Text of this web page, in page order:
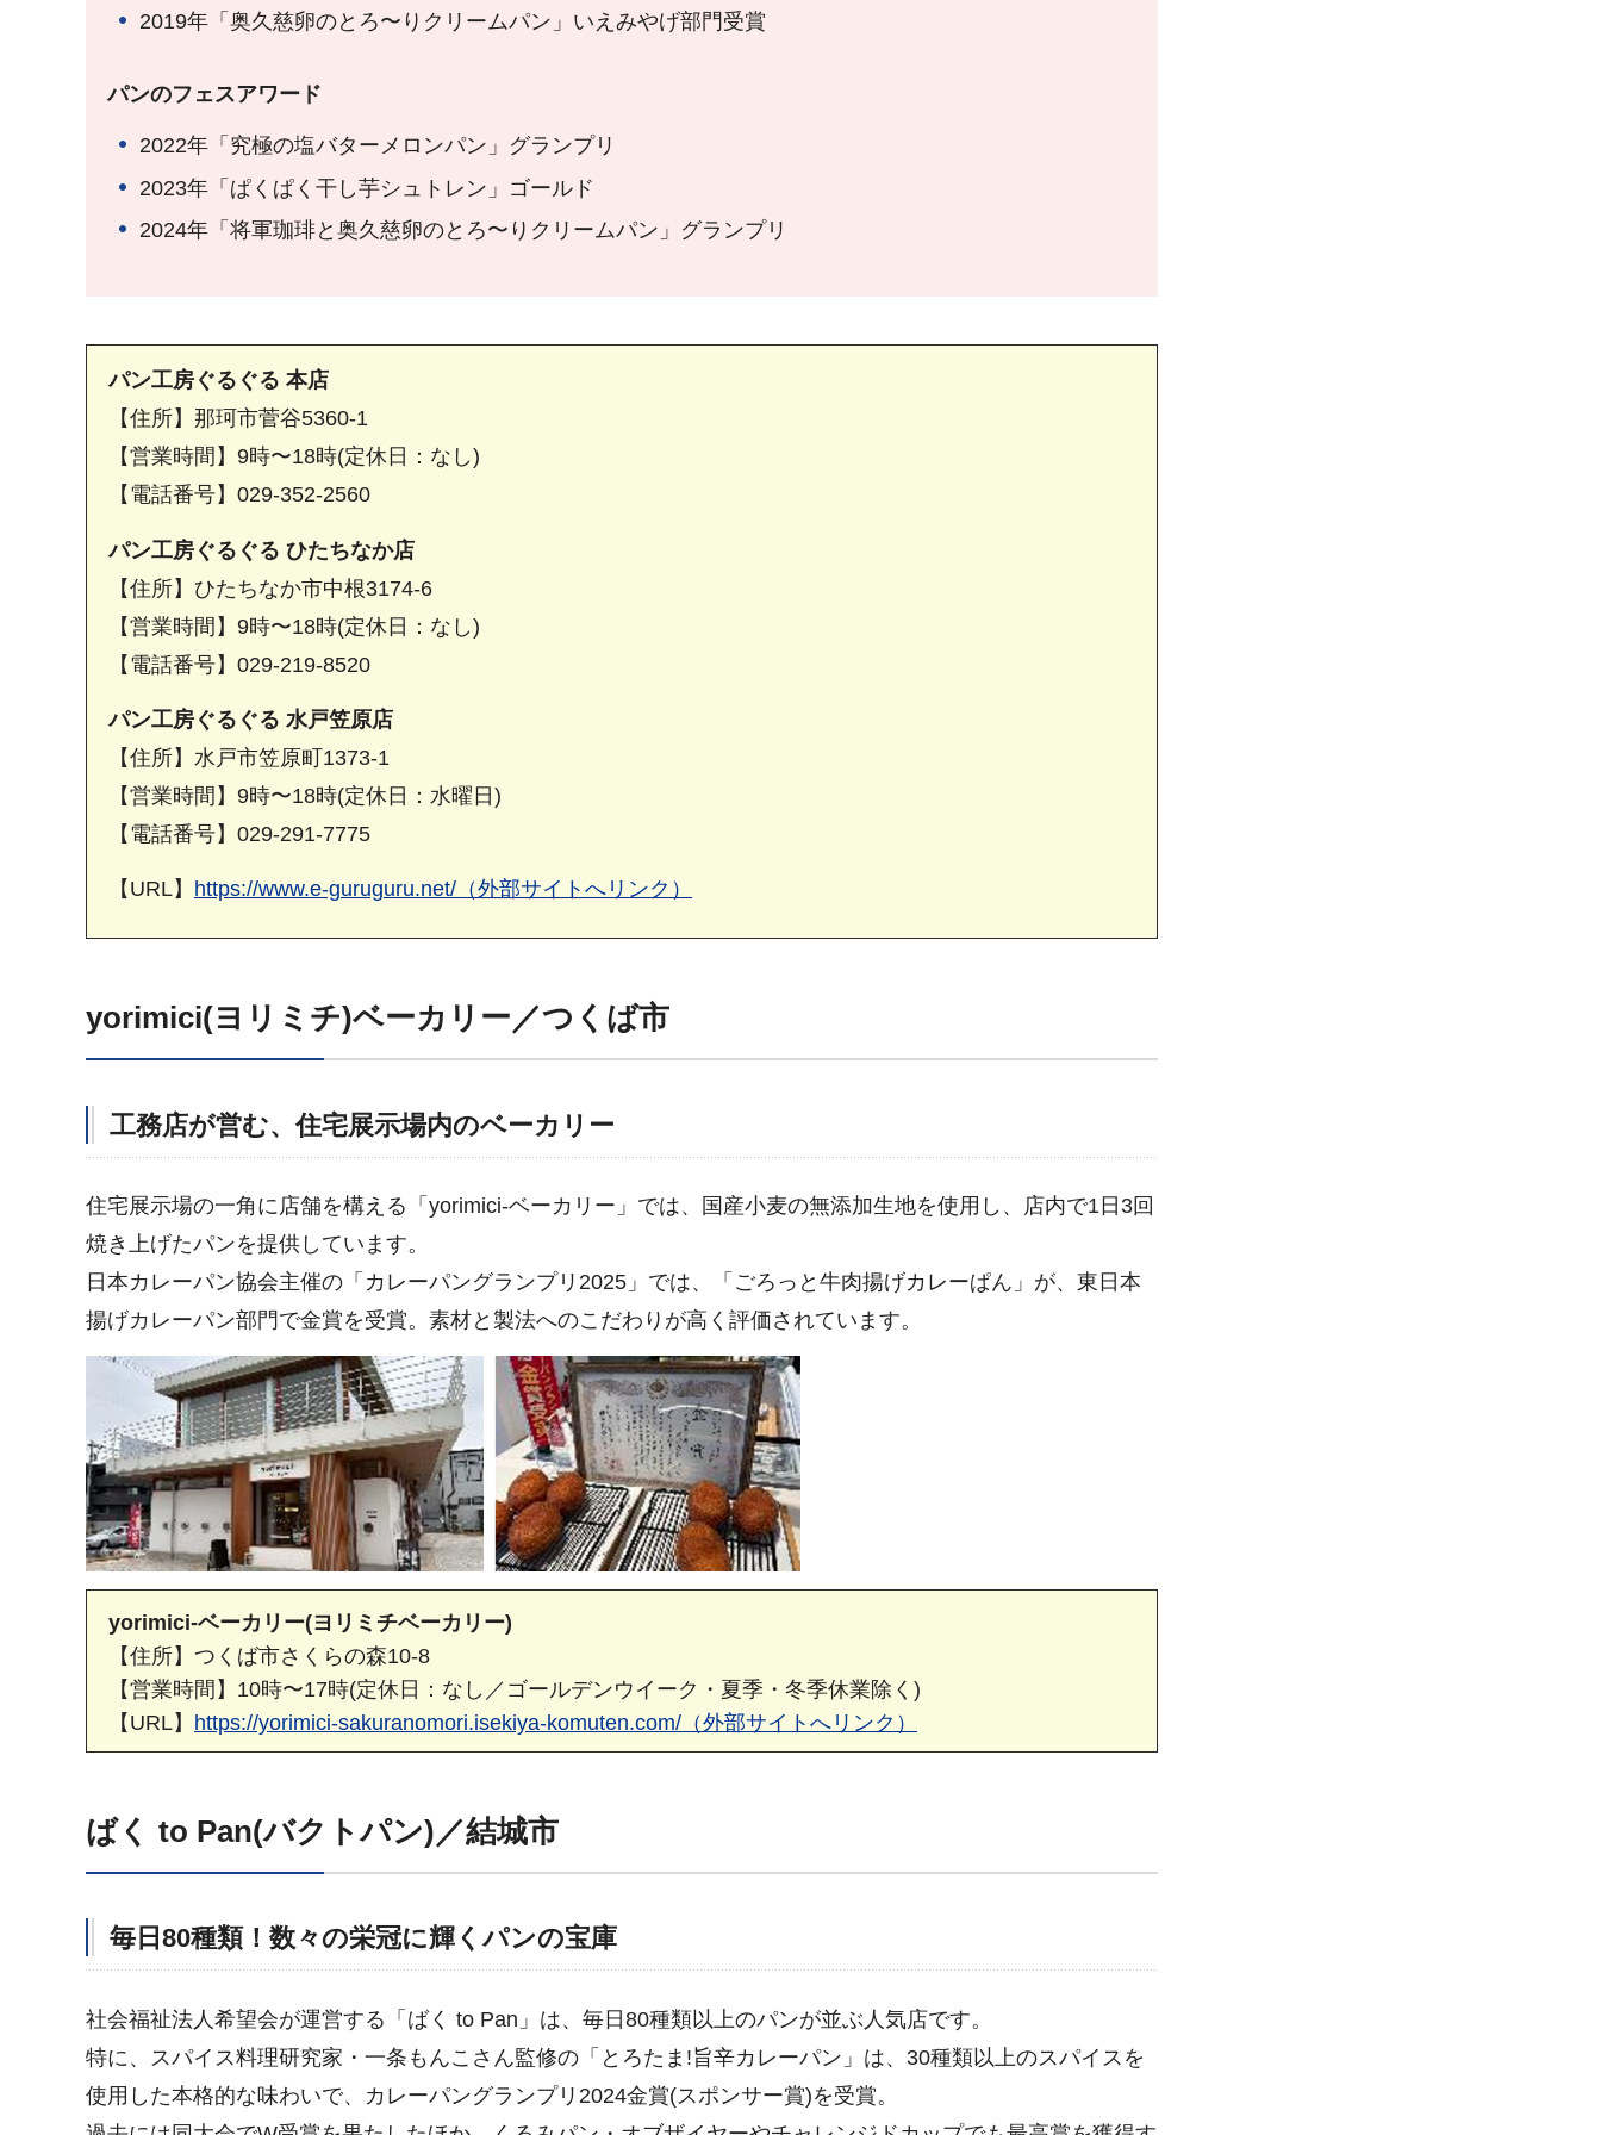
2019年「奥久慈卵のとろ〜りクリームパン」いえみやげ部門受賞
パンのフェスアワード
2022年「究極の塩バターメロンパン」グランプリ
2023年「ぱくぱく干し芋シュトレン」ゴールド
2024年「将軍珈琲と奥久慈卵のとろ〜りクリームパン」グランプリ
パン工房ぐるぐる 本店
【住所】那珂市菅谷5360-1
【営業時間】9時〜18時(定休日：なし)
【電話番号】029-352-2560
パン工房ぐるぐる ひたちなか店
【住所】ひたちなか市中根3174-6
【営業時間】9時〜18時(定休日：なし)
【電話番号】029-219-8520
パン工房ぐるぐる 水戸笠原店
【住所】水戸市笠原町1373-1
【営業時間】9時〜18時(定休日：水曜日)
【電話番号】029-291-7775
【URL】 https://www.e-guruguru.net/（外部サイトへリンク）
yorimici(ヨリミチ)ベーカリー／つくば市
工務店が営む、住宅展示場内のベーカリー
住宅展示場の一角に店舗を構える「yorimici-ベーカリー」では、国産小麦の無添加生地を使用し、店内で1日3回
焼き上げたパンを提供しています。
日本カレーパン協会主催の「カレーパングランプリ2025」では、「ごろっと牛肉揚げカレーぱん」が、東日本
揚げカレーパン部門で金賞を受賞。素材と製法へのこだわりが高く評価されています。
yorimici-ベーカリー(ヨリミチベーカリー)
【住所】つくば市さくらの森10-8
【営業時間】10時〜17時(定休日：なし／ゴールデンウイーク・夏季・冬季休業除く)
【URL】 https://yorimici-sakuranomori.isekiya-komuten.com/（外部サイトへリンク）
ばく to Pan(バクトパン)／結城市
毎日80種類！数々の栄冠に輝くパンの宝庫
社会福祉法人希望会が運営する「ばく to Pan」は、毎日80種類以上のパンが並ぶ人気店です。
特に、スパイス料理研究家・一条もんこさん監修の「とろたま!旨辛カレーパン」は、30種類以上のスパイスを
使用した本格的な味わいで、カレーパングランプリ2024金賞(スポンサー賞)を受賞。